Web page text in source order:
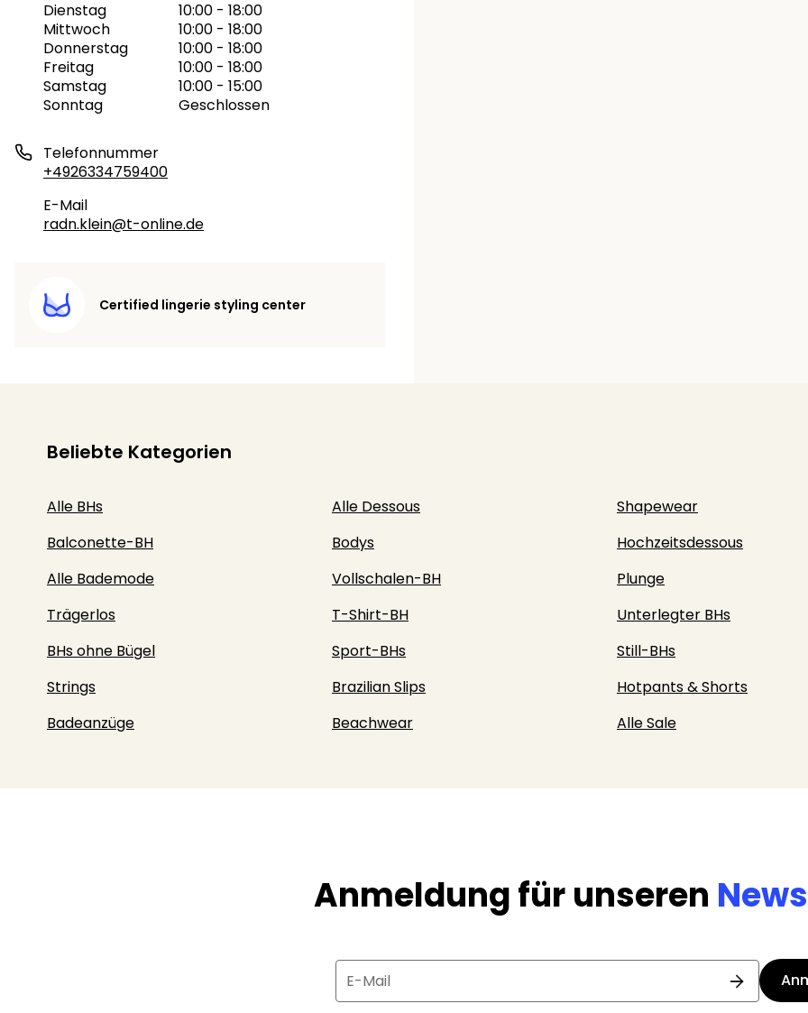
Dienstag
10:00 - 18:00
Mittwoch
10:00 - 18:00
Donnerstag
10:00 - 18:00
Freitag
10:00 - 18:00
Samstag
10:00 - 15:00
Sonntag
Geschlossen
Telefonnummer
+4926334759400
E-Mail
radn.klein@t-online.de
Certified lingerie styling center
Beliebte Kategorien
Alle BHs Alle Dessous Shapewear
Balconette-BH
Bodys Hochzeitsdessous
Alle Bademode
Vollschalen-BH Plunge
Trägerlos
T-Shirt-BH Unterlegter BHs
BHs ohne Bügel
Sport-BHs Still-BHs
Strings
Brazilian Slips Hotpants & Shorts
Badeanzüge
Beachwear Alle Sale
Anmeldung für unseren
E-Mail